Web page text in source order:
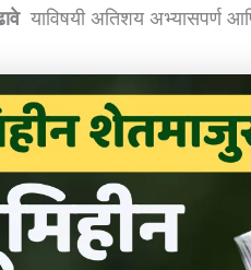
याविषयी अतिशय अभ्यासपर्ण